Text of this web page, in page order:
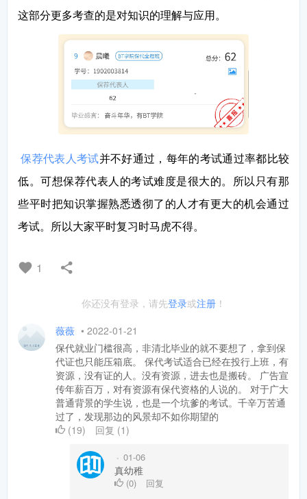
这部分更多考查的是对知识的理解与应用。
保荐代表人考试并不好通过，每年的考试通过率都比较
低。可想保荐代表人的考试难度是很大的。所以只有那
些平时把知识掌握熟悉透彻了的人才有更大的机会通过
考试。所以大家平时复习时马虎不得。
1
你还没有登录，请先登录或注册 ！
薇薇 • 2022-01-21
保代就业门槛很高，非清北毕业的就不要想了，拿到保
代证也只能压箱底。 保代考试适合已经在投行上班，有
资源，没有证的人。没有资源，进去也是搬砖。 广告宣
传年薪百万，对有资源有保代资格的人说的。 对于广大
普通背景的学生说，也是一个坑爹的考试。千辛万苦通
过了，发现那边的风景却不如你期望的
(19) 回复 (1)
• 01-06
真幼稚
(0) 回复